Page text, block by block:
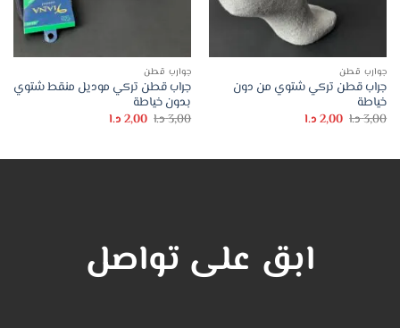
جوارب قطن
جراب قطن تركي شتوي من دون
خياطة
3,00د.ا السعر
الأصلي
2,00د.االسعر
جوارب قطن
جراب قطن تركي موديل منقط شتوي
بدون خياطة
3,00د.ا السعر
الأصلي
2,00د.االسعر
ابق على تواصل